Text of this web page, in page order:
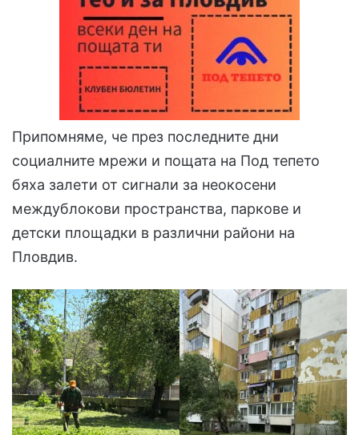
Припомняме, че през последните дни
социалните мрежи и пощата на Под тепето
бяха залети от сигнали за неокосени
междублокови пространства, паркове и
детски площадки в различни райони на
Пловдив.